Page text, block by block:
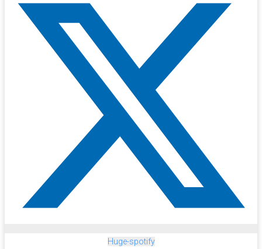
Huge-spotify